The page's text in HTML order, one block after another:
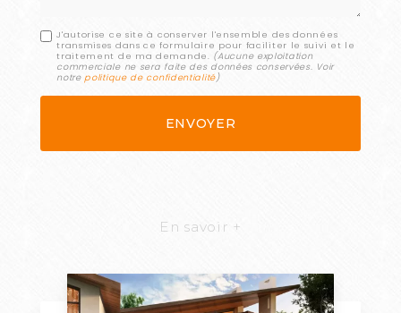
J'autorise ce site à conserver l'ensemble des données
transmises dans ce formulaire pour faciliter le suivi et le
traitement de ma demande. (Aucune exploitation
commerciale ne sera faite des données conservées. Voir
notrepolitique de confidentialité)
En savoir +